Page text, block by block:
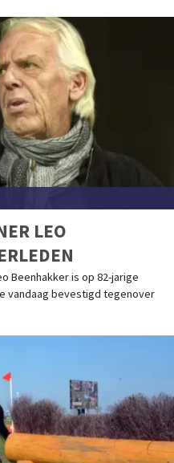
LEO
Beenhakker is op 82-jarige
vandaag bevestigd tegenover